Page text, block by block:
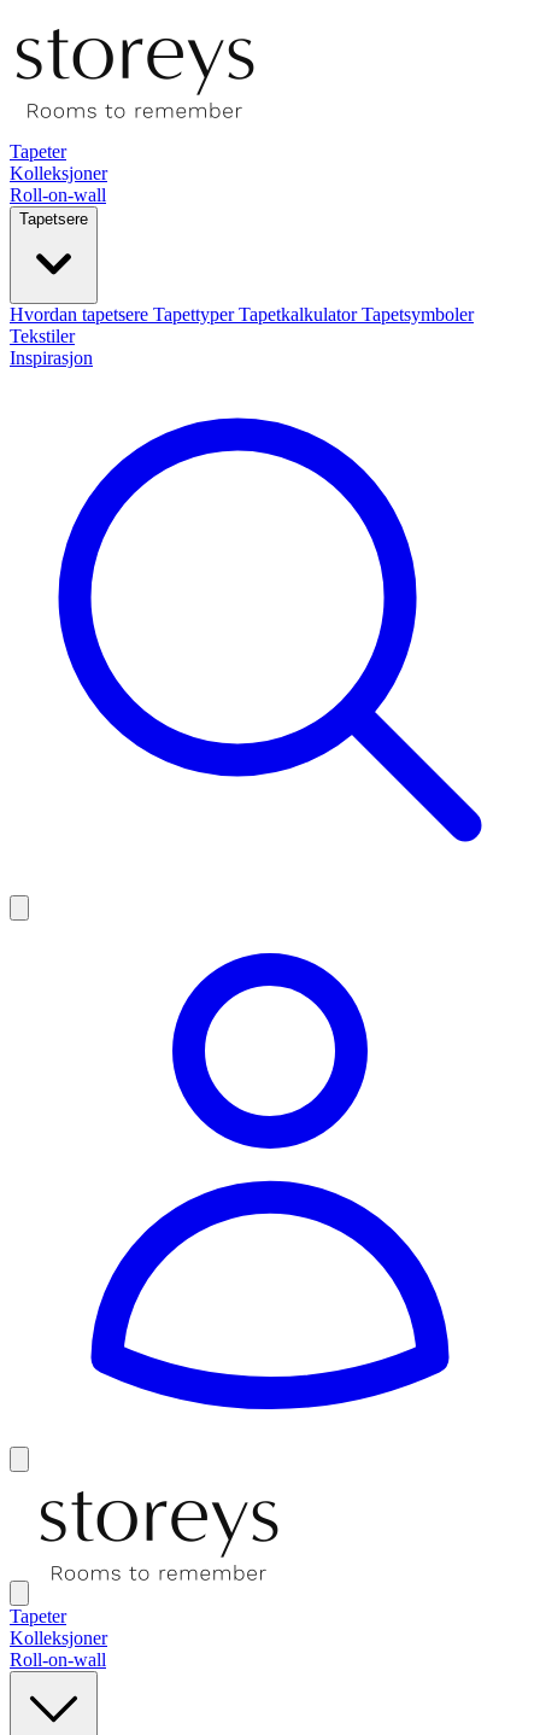
Tapeter
Kolleksjoner
Roll-on-wall
Tapetsere
Hvordan tapetsere TapettyperTapetkalkulatorTapetsymboler
Tekstiler
Inspirasjon
Tapeter
Kolleksjoner
Roll-on-wall